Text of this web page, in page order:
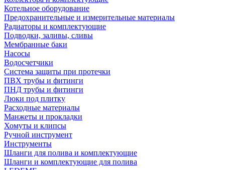
Котельное оборудование
Предохранительные и измерительные материалы
Радиаторы и комплектующие
Подводки, заливы, сливы
Мембранные баки
Насосы
Водосчетчики
Система защиты при протечки
ПВХ трубы и фитинги
ПНД трубы и фитинги
Люки под плитку
Расходные материалы
Манжеты и прокладки
Хомуты и клипсы
Ручной инструмент
Инструменты
Шланги для полива и комплектующие
Шланги и комплектующие для полива